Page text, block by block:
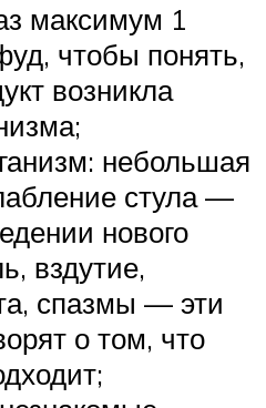
максимум 1
чтобы понять,
возникла
небольшая
стула —
нового
вздутие,
спазмы — эти
о том, что